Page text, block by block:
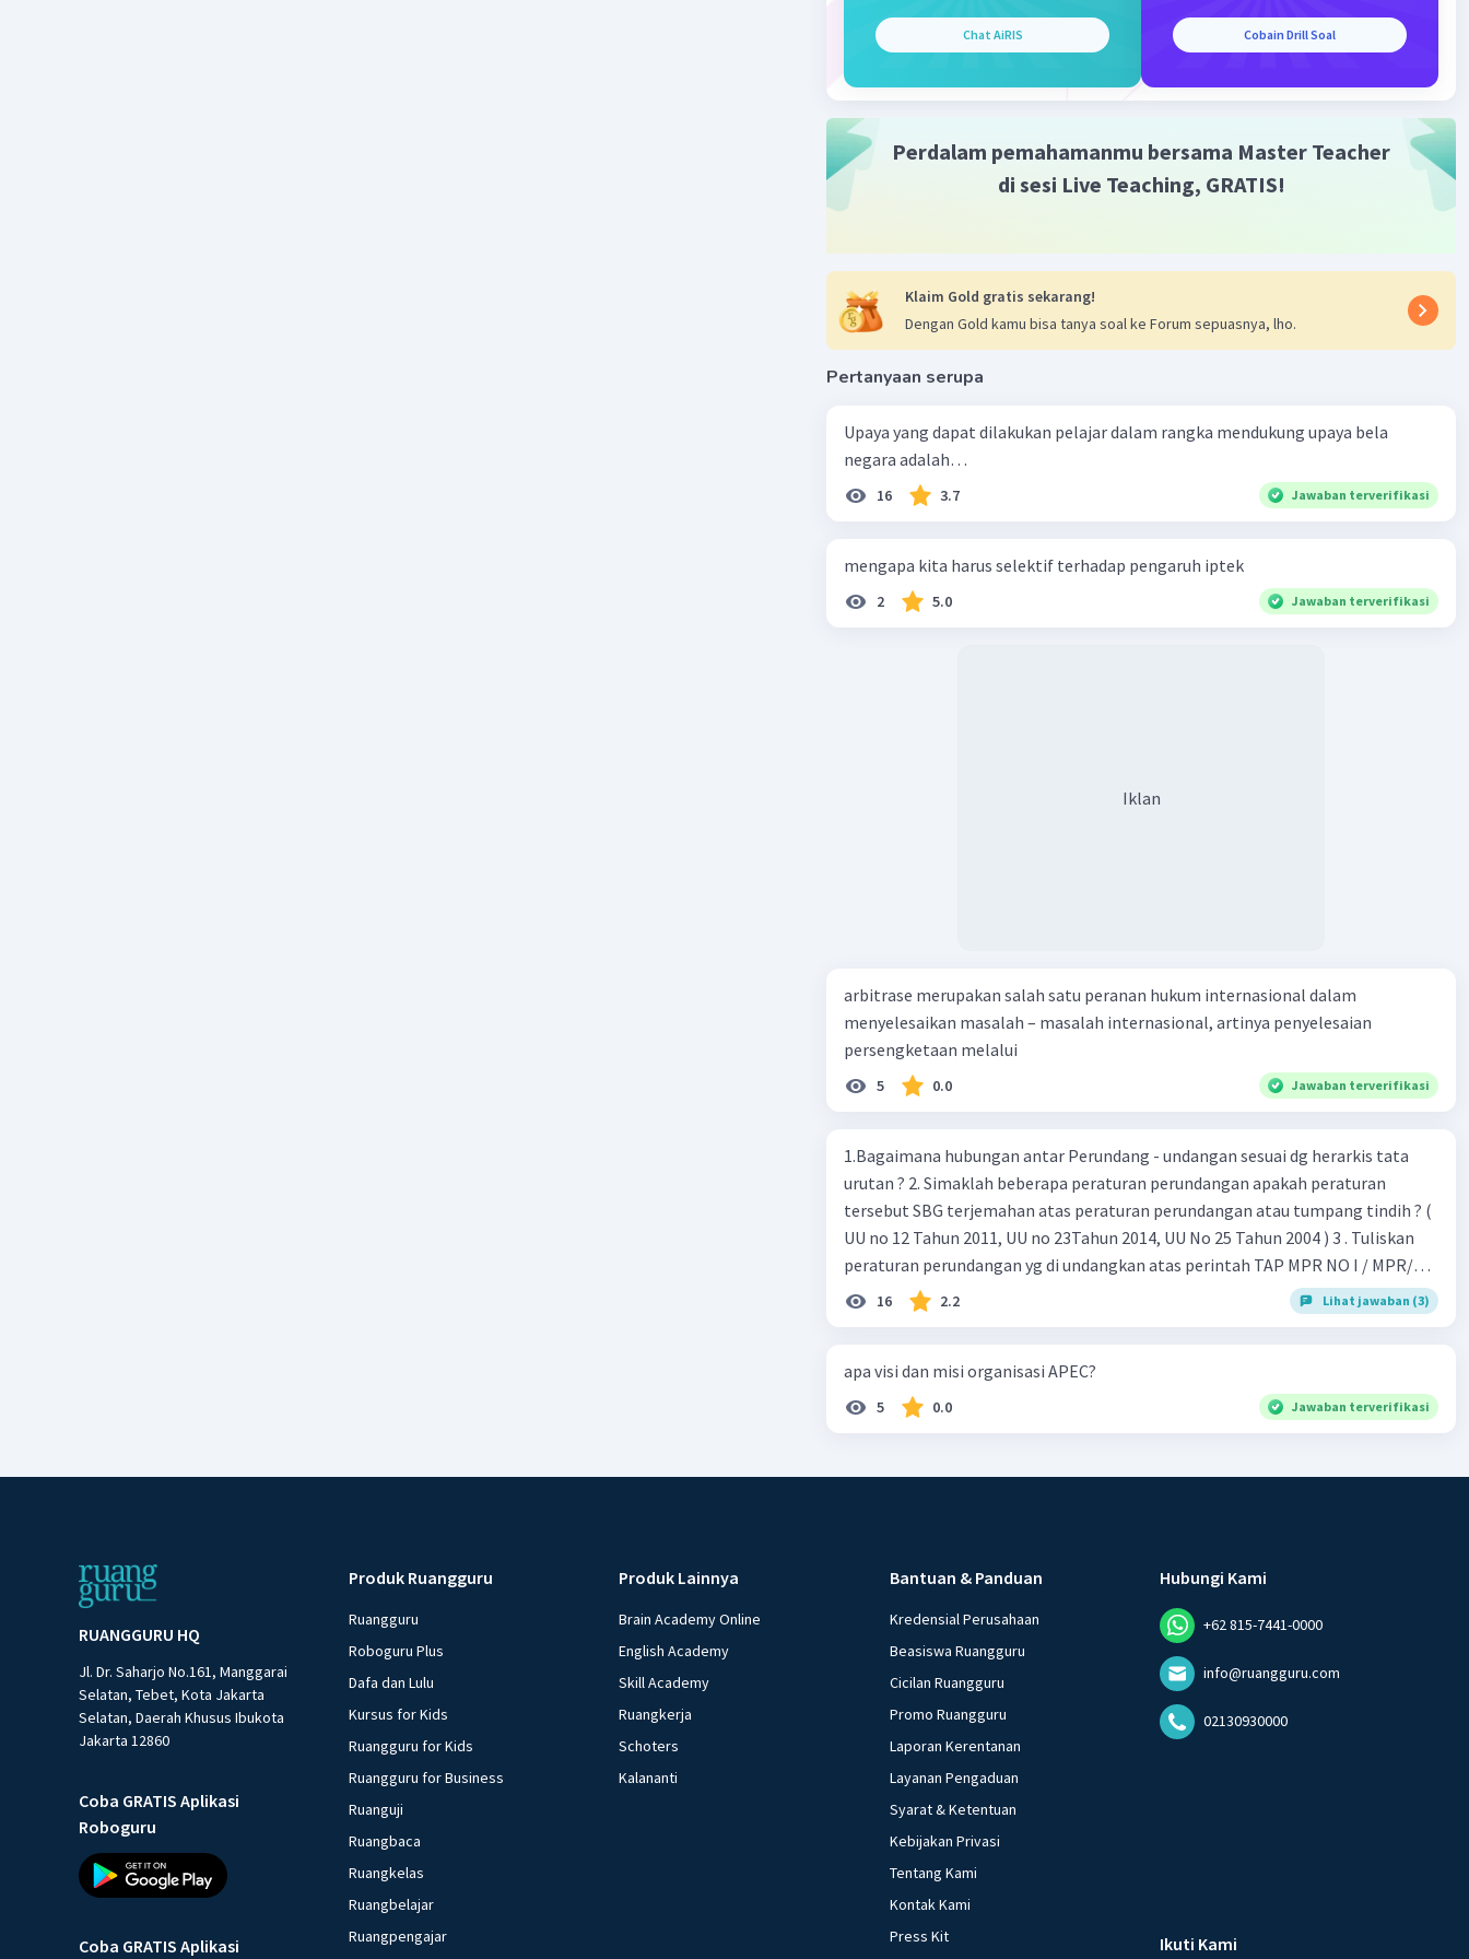
Chat AiRIS Cobain Drill Soal
Perdalam pemahamanmu bersama Master Teacher
di sesi Live Teaching, GRATIS!
Klaim Gold gratis sekarang!
Dengan Gold kamu bisa tanya soal ke Forum sepuasnya, lho.
Pertanyaan serupa
Upaya yang dapat dilakukan pelajar dalam rangka mendukung upaya bela
negara adalah…
16 3.7 Jawaban terverifikasi
mengapa kita harus selektif terhadap pengaruh iptek
2 5.0 Jawaban terverifikasi
Iklan
arbitrase merupakan salah satu peranan hukum internasional dalam
menyelesaikan masalah – masalah internasional, artinya penyelesaian
persengketaan melalui
5 0.0 Jawaban terverifikasi
1.Bagaimana hubungan antar Perundang - undangan sesuai dg herarkis tata
urutan ? 2. Simaklah beberapa peraturan perundangan apakah peraturan
tersebut SBG terjemahan atas peraturan perundangan atau tumpang tindih ? (
UU no 12 Tahun 2011, UU no 23Tahun 2014, UU No 25 Tahun 2004 ) 3 . Tuliskan
peraturan perundangan yg di undangkan atas perintah TAP MPR NO I / MPR/
2003 4.sebutkan produk UU atas perintah UUD NRI Tahun 1945 ( pasal18, pasal
22, pasal 23, Pasal 26 , Pasal 27,pasal ,pasal 28, pasal 29, pasal 30 ,pasal 31 dan
16 2.2 Lihat jawaban (3)
apa visi dan misi organisasi APEC?
5 0.0 Jawaban terverifikasi
RUANGGURU HQ
Jl. Dr. Saharjo No.161, Manggarai
Selatan, Tebet, Kota Jakarta
Selatan, Daerah Khusus Ibukota
Jakarta 12860
Coba GRATIS Aplikasi
Roboguru
Coba GRATIS Aplikasi
Produk Ruangguru
Ruangguru
Roboguru Plus
Dafa dan Lulu
Kursus for Kids
Ruangguru for Kids
Ruangguru for Business
Ruanguji
Ruangbaca
Ruangkelas
Ruangbelajar
Ruangpengajar
Produk Lainnya
Brain Academy Online
English Academy
Skill Academy
Ruangkerja
Schoters
Kalananti
Bantuan & Panduan
Kredensial Perusahaan
Beasiswa Ruangguru
Cicilan Ruangguru
Promo Ruangguru
Laporan Kerentanan
Layanan Pengaduan
Syarat & Ketentuan
Kebijakan Privasi
Tentang Kami
Kontak Kami
Press Kit
Hubungi Kami
+62 815-7441-0000
info@ruangguru.com
02130930000
Ikuti Kami